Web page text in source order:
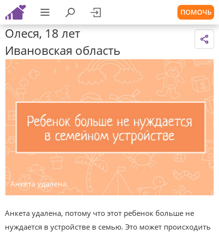
ПОМОЧЬ
Олеся, 18 лет
Ивановская область
Анкета удалена.
Анкета удалена, потому что этот ребенок больше не
нуждается в устройстве в семью. Это может происходить